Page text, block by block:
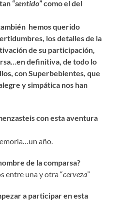
“sentido” como el del
hemos querido
los detalles de la
de su participación,
definitiva, de todo lo
con Superbebientes, que
y simpática nos han
con esta aventura
año.
de la comparsa?
entre una y otra “cerveza”
a participar en esta